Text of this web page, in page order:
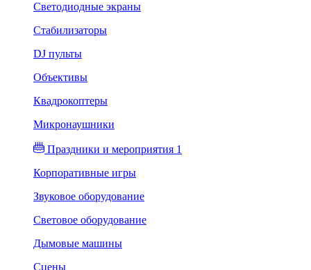
Светодиодные экраны
Стабилизаторы
DJ пульты
Объективы
Квадрокоптеры
Микронаушники
Праздники и мероприятия 1
Корпоративные игры
Звуковое оборудование
Световое оборудование
Дымовые машины
Сцены